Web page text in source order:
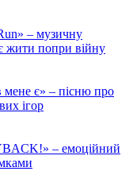
– музичну
жити попри війну
мене є» – пісню про
ігор
– емоційний